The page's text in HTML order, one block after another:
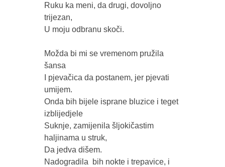
Ruku ka meni, da drugi, dovoljno
trijezan,
U moju odbranu skoči.
Možda bi mi se vremenom pružila
šansa
I pjevačica da postanem, jer pjevati
umijem.
Onda bih bijele isprane bluzice i teget
izblijedjele
Suknje, zamijenila šljokičastim
haljinama u struk,
Da jedva dišem.
Nadogradila  bih nokte i trepavice, i